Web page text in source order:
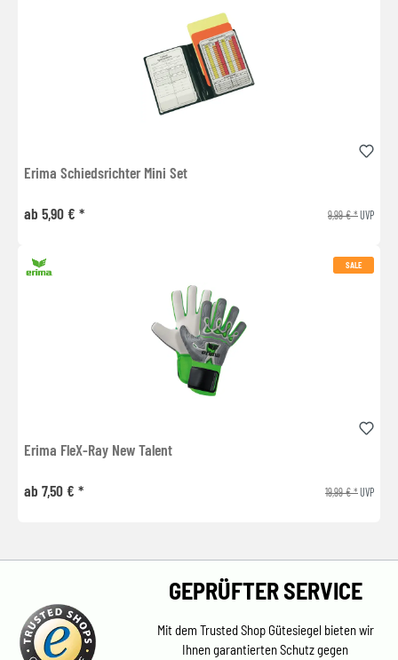
Erima Schiedsrichter Mini Set
ab 5,90 € * 9,99 € *UVP
SALE
Erima FleX-Ray New Talent
ab 7,50 € * 19,99 € *UVP
GEPRÜFTER SERVICE
Mit dem Trusted Shop Gütesiegel bieten wir
Ihnen garantierten Schutz gegen